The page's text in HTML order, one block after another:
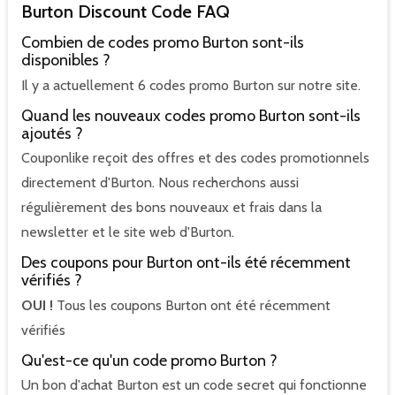
Burton Discount Code FAQ
Combien de codes promo Burton sont-ils
disponibles ?
Il y a actuellement 6 codes promo Burton sur notre site.
Quand les nouveaux codes promo Burton sont-ils
ajoutés ?
Couponlike reçoit des offres et des codes promotionnels
directement d'Burton. Nous recherchons aussi
régulièrement des bons nouveaux et frais dans la
newsletter et le site web d'Burton.
Des coupons pour Burton ont-ils été récemment
vérifiés ?
OUI ! Tous les coupons Burton ont été récemment
vérifiés
Qu'est-ce qu'un code promo Burton ?
Un bon d'achat Burton est un code secret qui fonctionne